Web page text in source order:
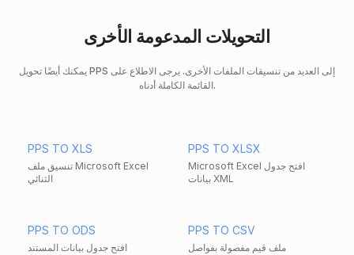
التحويلات المدعومة الأخرى
يمكنك أيضًا تحويل PPS إلى العديد من تنسيقات الملفات الأخرى. يرجى الاطلاع على
القائمة الكاملة أدناه.
PPS TO XLS
تنسيق ملف Microsoft Excel
الثنائي
PPS TO XLSX
Microsoft Excel افتح جدول
بيانات XML
PPS TO ODS
افتح جدول بيانات المستند
PPS TO CSV
ملف قيم مفصولة بفواصل